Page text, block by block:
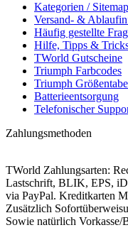
Kategorien / Sitemap
Versand- &
Häufig gestellte
Hilfe, Tipps &
TWorld Gutscheine
Triumph Farbcodes
Triumph
Batterieentsorgung
Telefonischer
Zahlungsmethoden
TWorld Zahlungsarten:
Lastschrift, BLIK, EPS,
via PayPal. Kreditkarten
Zusätzlich
Sowie natürlich Vorkasse/